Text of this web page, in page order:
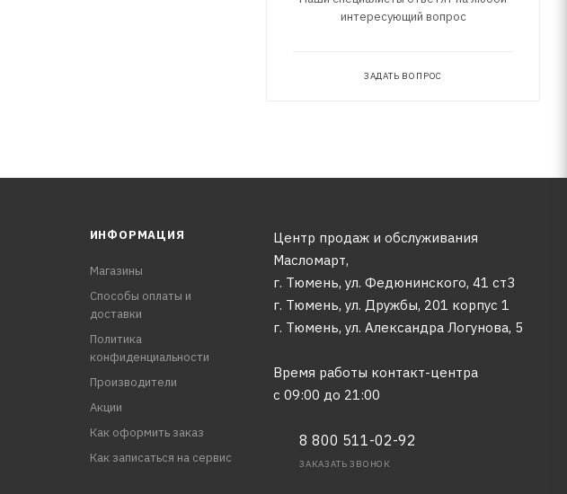
интересующий вопрос
ЗАДАТЬ ВОПРОС
ИНФОРМАЦИЯ
Магазины
Способы оплаты и
доставки
Политика
конфиденциальности
Производители
Акции
Как оформить заказ
Как записаться на сервис
Центр продаж и обслуживания
Масломарт,
г. Тюмень, ул. Федюнинского, 41 ст3
г. Тюмень, ул. Дружбы, 201 корпус 1
г. Тюмень, ул. Александра Логунова, 5
Время работы контакт-центра
с 09:00 до 21:00
8 800 511-02-92
ЗАКАЗАТЬ ЗВОНОК